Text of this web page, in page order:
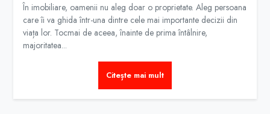
În imobiliare, oamenii nu aleg doar o proprietate. Aleg persoana
care îi va ghida într-una dintre cele mai importante decizii din
viața lor. Tocmai de aceea, înainte de prima întâlnire,
majoritatea...
Citește mai mult